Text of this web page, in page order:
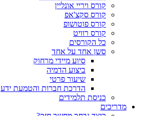
קורס ויריי אונליין
קורס סקצ'אפ
קורס פוטושופ
קורס רוויט
כל הקורסים
סשן אחד על אחד
סיוע מיידי מרחוק
ביצוע הדמיה
שיעור פרטי
הדרכת חברות והטמעת ידע
כניסת תלמידים
מדריכים